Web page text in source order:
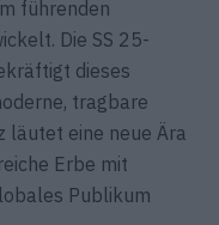
führenden
Die SS 25-
dieses
tragbare
läutet eine neue Ära
Erbe mit
Publikum